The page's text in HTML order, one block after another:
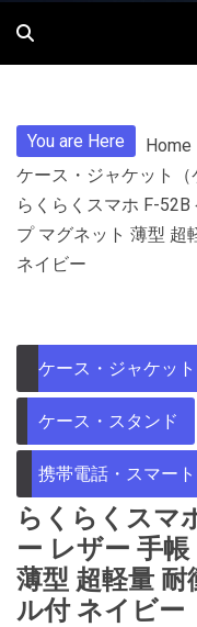
You are Here
Home
ケース・ジャケット（
らくらくスマホ F-
プ マグネット 薄型 超
ネイビー
ケース・ジャケッ
ケース・スタンド
携帯電話・スマー
らくらくスマ
ー レザー 手
薄型 超軽量
ル付 ネイビー